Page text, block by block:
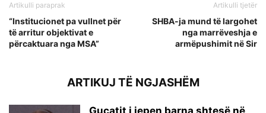
Artikulli paraprak
“Institucionet pa vullnet për
të arritur objektivat e
përcaktuara nga MSA”
Artikulli tjetër
SHBA-ja mund të largohet
nga marrëveshja e
armëpushimit në Sir
ARTIKUJ TË NGJASHËM